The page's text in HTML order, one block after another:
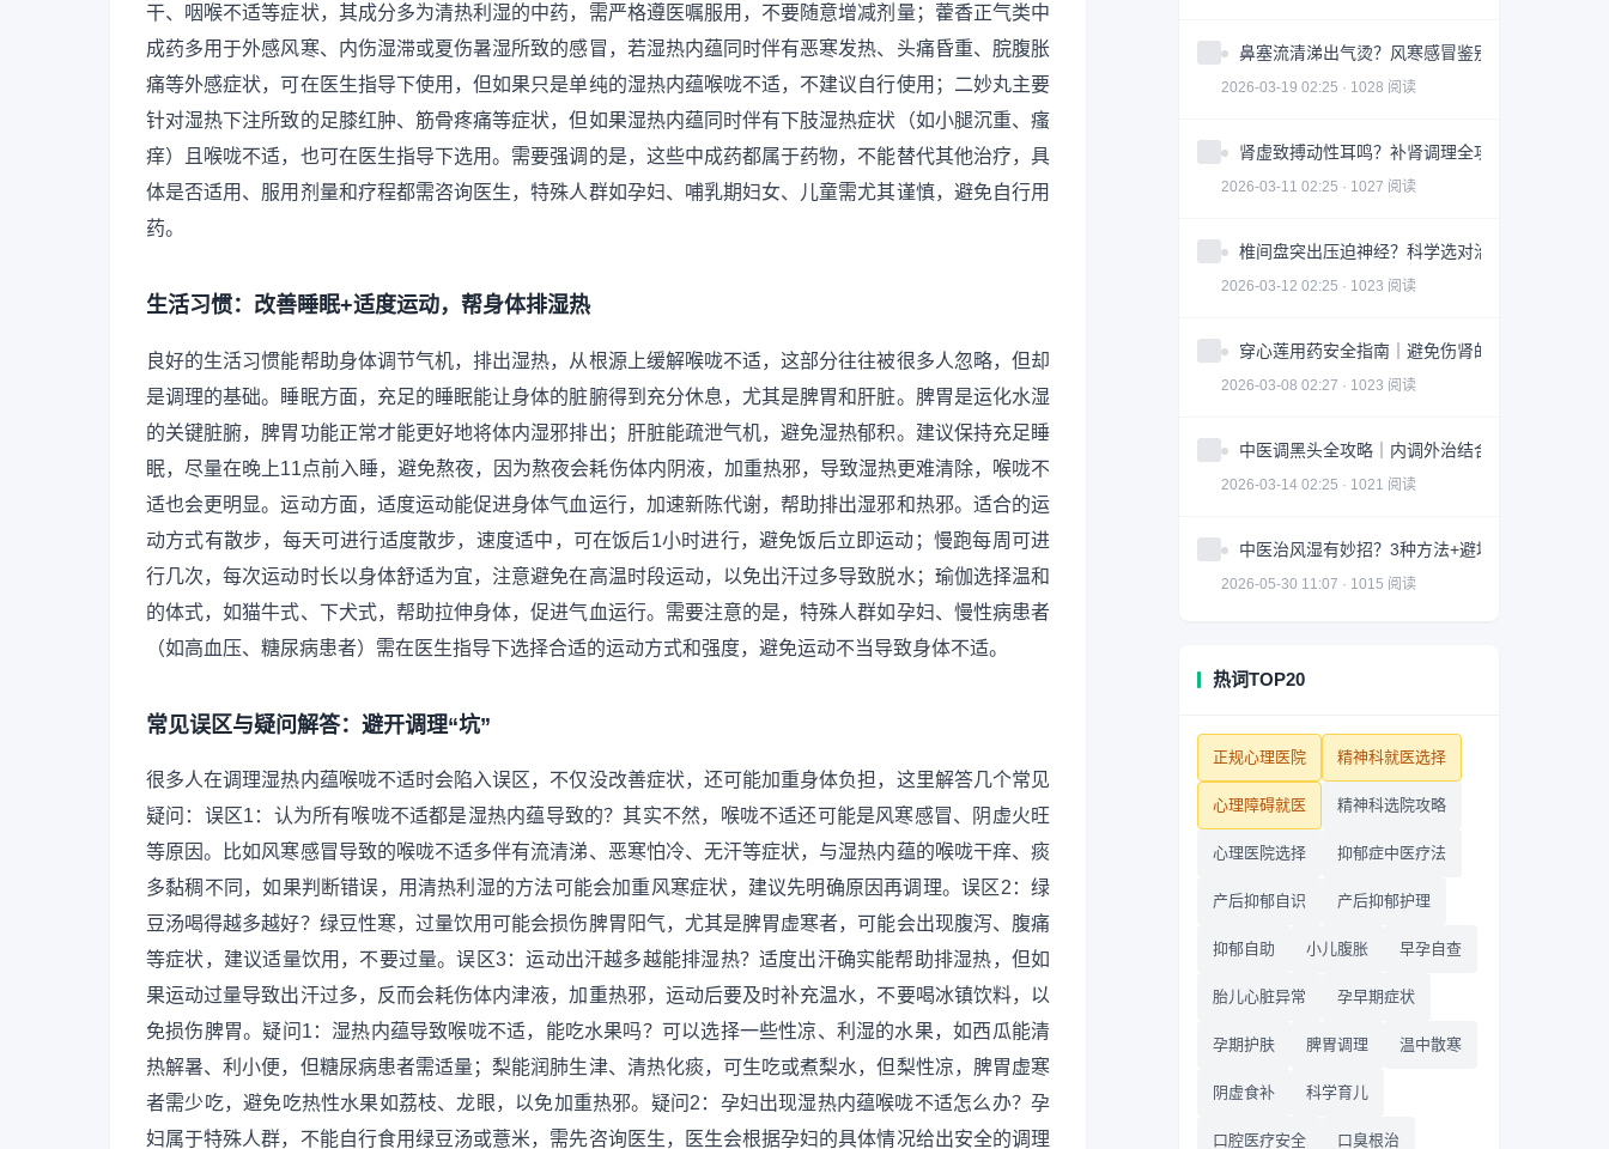
干、咽喉不适等症状，其成分多为清热利湿的中药，需严格遵医嘱服用，不要随意增减剂量；藿香正气类中
成药多用于外感风寒、内伤湿滞或夏伤暑湿所致的感冒，若湿热内蕴同时伴有恶寒发热、头痛昏重、脘腹胀
痛等外感症状，可在医生指导下使用，但如果只是单纯的湿热内蕴喉咙不适，不建议自行使用；二妙丸主要
针对湿热下注所致的足膝红肿、筋骨疼痛等症状，但如果湿热内蕴同时伴有下肢湿热症状（如小腿沉重、瘙
痒）且喉咙不适，也可在医生指导下选用。需要强调的是，这些中成药都属于药物，不能替代其他治疗，具
体是否适用、服用剂量和疗程都需咨询医生，特殊人群如孕妇、哺乳期妇女、儿童需尤其谨慎，避免自行用
药。
生活习惯：改善睡眠+适度运动，帮身体排湿热
良好的生活习惯能帮助身体调节气机，排出湿热，从根源上缓解喉咙不适，这部分往往被很多人忽略，但却
是调理的基础。睡眠方面，充足的睡眠能让身体的脏腑得到充分休息，尤其是脾胃和肝脏。脾胃是运化水湿
的关键脏腑，脾胃功能正常才能更好地将体内湿邪排出；肝脏能疏泄气机，避免湿热郁积。建议保持充足睡
眠，尽量在晚上11点前入睡，避免熬夜，因为熬夜会耗伤体内阴液，加重热邪，导致湿热更难清除，喉咙不
适也会更明显。运动方面，适度运动能促进身体气血运行，加速新陈代谢，帮助排出湿邪和热邪。适合的运
动方式有散步，每天可进行适度散步，速度适中，可在饭后1小时进行，避免饭后立即运动；慢跑每周可进
行几次，每次运动时长以身体舒适为宜，注意避免在高温时段运动，以免出汗过多导致脱水；瑜伽选择温和
的体式，如猫牛式、下犬式，帮助拉伸身体，促进气血运行。需要注意的是，特殊人群如孕妇、慢性病患者
（如高血压、糖尿病患者）需在医生指导下选择合适的运动方式和强度，避免运动不当导致身体不适。
常见误区与疑问解答：避开调理“坑”
很多人在调理湿热内蕴喉咙不适时会陷入误区，不仅没改善症状，还可能加重身体负担，这里解答几个常见
疑问：误区1：认为所有喉咙不适都是湿热内蕴导致的？其实不然，喉咙不适还可能是风寒感冒、阴虚火旺
等原因。比如风寒感冒导致的喉咙不适多伴有流清涕、恶寒怕冷、无汗等症状，与湿热内蕴的喉咙干痒、痰
多黏稠不同，如果判断错误，用清热利湿的方法可能会加重风寒症状，建议先明确原因再调理。误区2：绿
豆汤喝得越多越好？绿豆性寒，过量饮用可能会损伤脾胃阳气，尤其是脾胃虚寒者，可能会出现腹泻、腹痛
等症状，建议适量饮用，不要过量。误区3：运动出汗越多越能排湿热？适度出汗确实能帮助排湿热，但如
果运动过量导致出汗过多，反而会耗伤体内津液，加重热邪，运动后要及时补充温水，不要喝冰镇饮料，以
免损伤脾胃。疑问1：湿热内蕴导致喉咙不适，能吃水果吗？可以选择一些性凉、利湿的水果，如西瓜能清
热解暑、利小便，但糖尿病患者需适量；梨能润肺生津、清热化痰，可生吃或煮梨水，但梨性凉，脾胃虚寒
者需少吃，避免吃热性水果如荔枝、龙眼，以免加重热邪。疑问2：孕妇出现湿热内蕴喉咙不适怎么办？孕
妇属于特殊人群，不能自行食用绿豆汤或薏米，需先咨询医生，医生会根据孕妇的具体情况给出安全的调理
鼻塞流清涕出气烫？风寒感冒鉴别指南全攻略
2026-03-19 02:25 · 1028 阅读
肾虚致搏动性耳鸣？补肾调理全攻略｜实用指南
2026-03-11 02:25 · 1027 阅读
椎间盘突出压迫神经？科学选对治疗方案全攻略
2026-03-12 02:25 · 1023 阅读
穿心莲用药安全指南｜避免伤肾的3大关键因素
2026-03-08 02:27 · 1023 阅读
中医调黑头全攻略｜内调外治结合改善皮肤问题
2026-03-14 02:25 · 1021 阅读
中医治风湿有妙招？3种方法+避坑指南助你科学
2026-05-30 11:07 · 1015 阅读
热词TOP20
正规心理医院 精神科就医选择
心理障碍就医 精神科选院攻略
心理医院选择 抑郁症中医疗法
产后抑郁自识 产后抑郁护理
抑郁自助 小儿腹胀 早孕自查
胎儿心脏异常 孕早期症状
孕期护肤 脾胃调理 温中散寒
阴虚食补 科学育儿
口腔医疗安全 口臭根治